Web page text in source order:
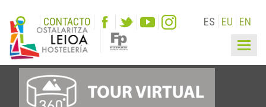
CONTACTO ES EU EN